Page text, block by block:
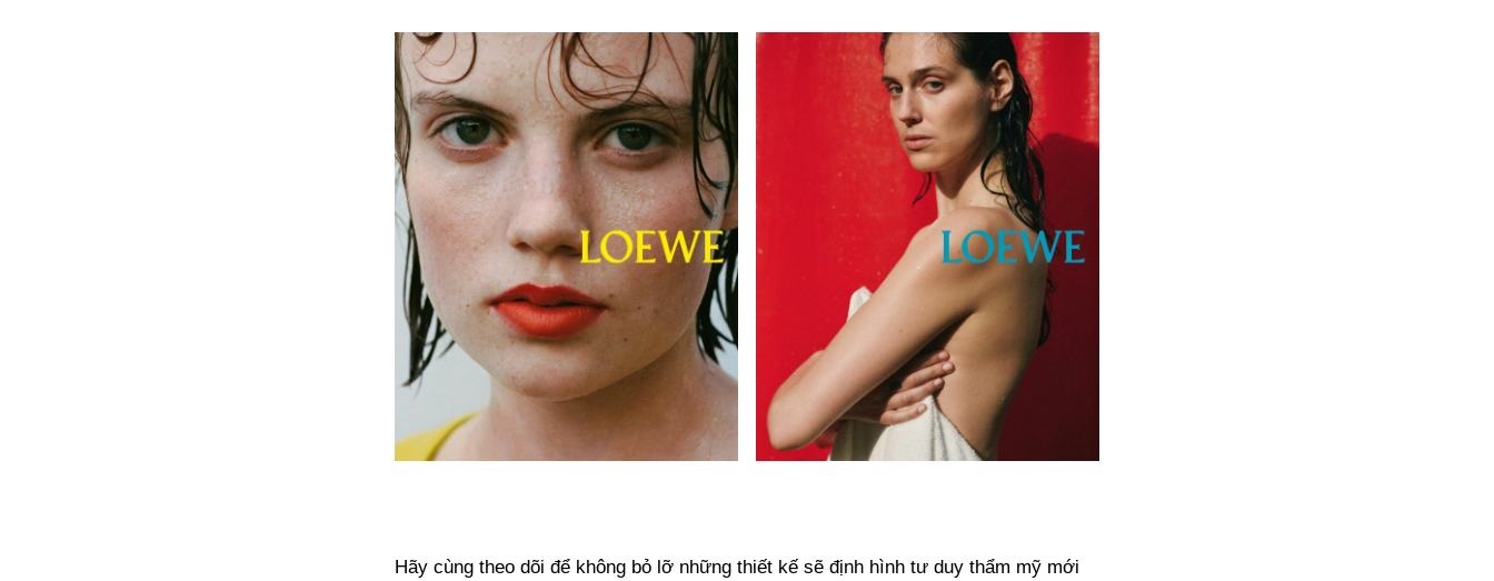
Hãy cùng theo dõi để không bỏ lỡ những thiết kế sẽ định hình tư duy thẩm mỹ mới